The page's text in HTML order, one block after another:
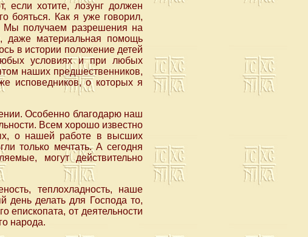
если хотите, лозунг должен
бояться. Как я уже говорил,
Мы получаем разрешения на
даже материальная помощь
в истории положение детей
условиях и при любых
наших предшественников,
исповедников, о которых я
Особенно благодарю наш
Всем хорошо известно
о нашей работе в высших
только мечтать. А сегодня
могут действительно
теплохладность, наше
день делать для Господа то,
епископата, от деятельности
народа.